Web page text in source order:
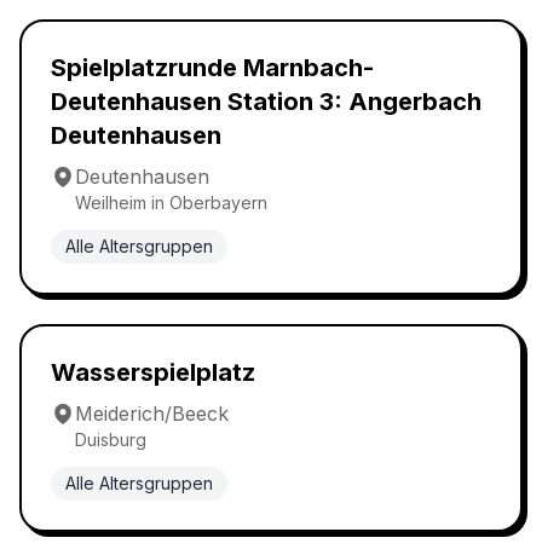
Wasserspielplatz
Spielplatzrunde Marnbach-
Deutenhausen Station 3: Angerbach
Deutenhausen
Deutenhausen
Weilheim in Oberbayern
Alle Altersgruppen
Wasserspielplatz
Wasserspielplatz
Meiderich/Beeck
Duisburg
Alle Altersgruppen